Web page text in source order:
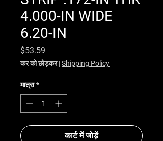
4.000-IN WIDE
6.20-IN
$53.59
कर को छोड़कर|Shipping Policy
मात्रा *
कार्ट में जोड़ें